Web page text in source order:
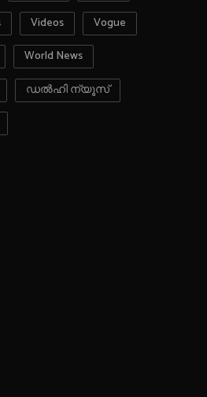
Videos
Vogue
World News
ഡൽഹി ന്യൂസ്